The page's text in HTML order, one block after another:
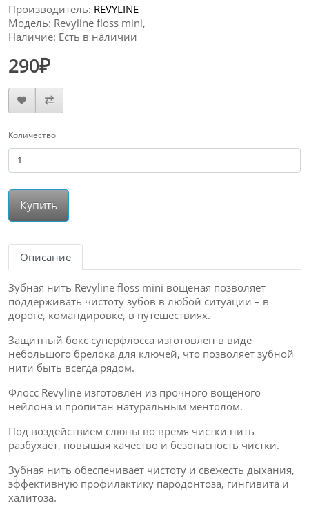
Производитель: REVYLINE
Модель: Revyline floss mini,
Наличие: Есть в наличии
290₽
Количество
Купить
Описание
Зубная нить Revyline floss mini вощеная позволяет
поддерживать чистоту зубов в любой ситуации – в
дороге, командировке, в путешествиях.
Защитный бокс суперфлосса изготовлен в виде
небольшого брелока для ключей, что позволяет зубной
нити быть всегда рядом.
Флосс Revyline изготовлен из прочного вощеного
нейлона и пропитан натуральным ментолом.
Под воздействием слюны во время чистки нить
разбухает, повышая качество и безопасность чистки.
Зубная нить обеспечивает чистоту и свежесть дыхания,
эффективную профилактику пародонтоза, гингивита и
халитоза.